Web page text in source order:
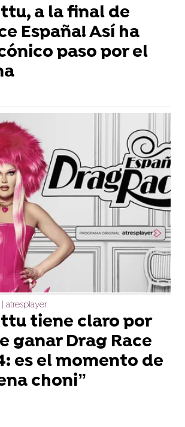
a la final de
España! Así ha
paso por el
atresplayer
tiene claro por
ganar Drag Race
es el momento de
choni”